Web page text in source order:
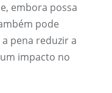
embora possa
pode
pena reduzir a
impacto no